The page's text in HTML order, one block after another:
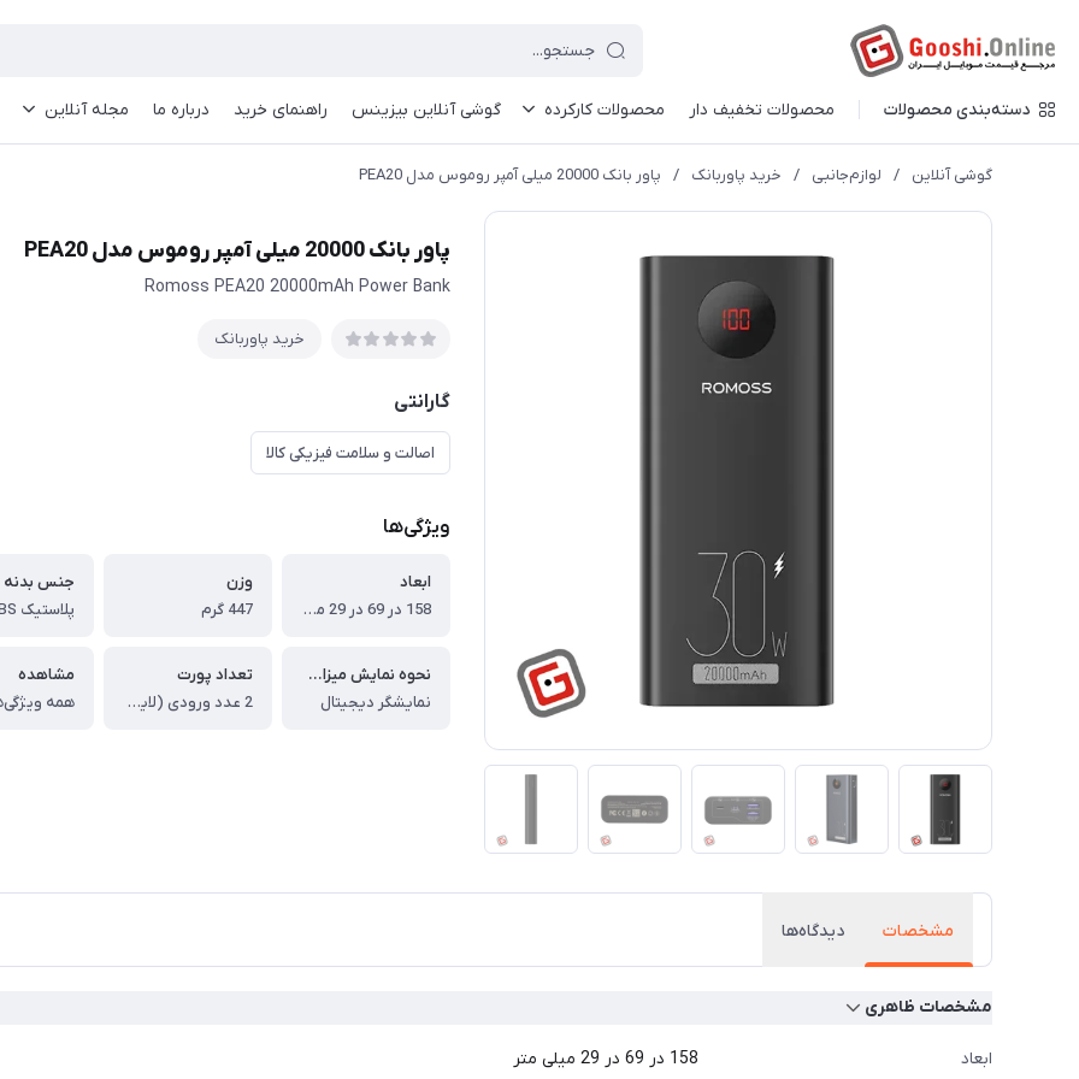
دسته‌بندی محصولات محصولات تخفیف دار محصولات کارکرده گوشی آنلاین بیزینس راهنمای خرید درباره ما مجله آنلاین
گوشی آنلاین / لوازم‌جانبی / خرید پاوربانک / پاور بانک 20000 میلی آمپر روموس مدل PEA20
پاور بانک 20000 میلی آمپر روموس مدل PEA20
Romoss PEA20 20000mAh Power Bank
خرید پاوربانک
گارانتی
اصالت و سلامت فیزیکی کالا
ویژگی‌ها
ابعاد
158 در 69 در 29 میلی متر
وزن
447 گرم
جنس بدنه
پلاستیک ABS
نحوه نمایش میزان شارژ باتری
نمایشگر دیجیتال
تعداد پورت
2 عدد ورودی (لایتنینگ و Type-C) ، 3 عدد خروجی (Type-C, دو عدد USB)
مشاهده
همه
مشخصات دیدگاه‌ها
مشخصات ظاهری
ابعاد 158 در 69 در 29 میلی متر